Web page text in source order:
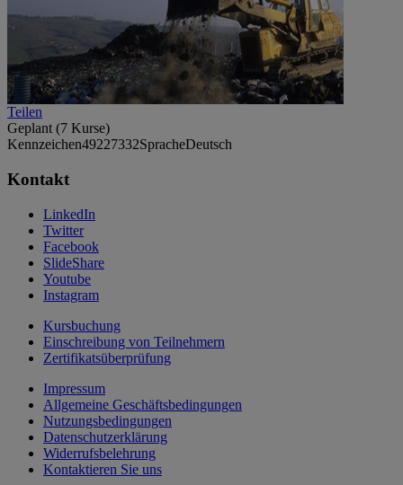
Teilen
Geplant (7 Kurse)
Kennzeichen49227332SpracheDeutsch
Kontakt
LinkedIn
Twitter
Facebook
SlideShare
Youtube
Instagram
Kursbuchung
Einschreibung von Teilnehmern
Zertifikatsüberprüfung
Impressum
Allgemeine Geschäftsbedingungen
Nutzungsbedingungen
Datenschutzerklärung
Widerrufsbelehrung
Kontaktieren Sie uns